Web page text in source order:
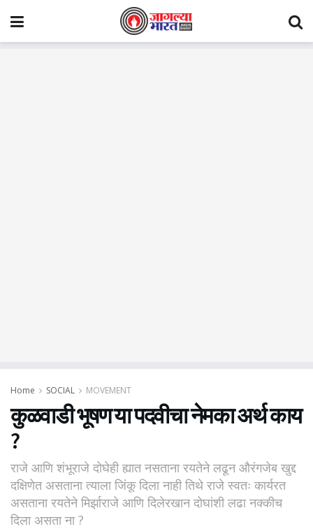
Home SOCIAL MOVEMENT
कुळवाडी भूषण या पदवीचा नेमका अर्थ काय
?
राजे आणि शंभूराजे दोघेही ह्यात नसताना रयतेने लढून औरंगजेब खुद्द
दक्षिणेत असताना त्याला जिंकू दिला नाही तिथे राजे स्वतः कार्यरत
असताना रयतेने मिर्झाराजे आणि दिलेरखान दोघांशी लढा नक्कीच
दिला असता ना ?